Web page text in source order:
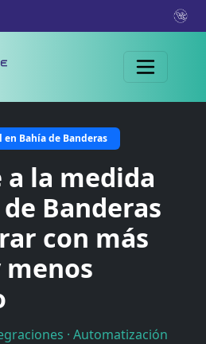
Bahía de Banderas
la medida
Banderas
con más
· Automatización